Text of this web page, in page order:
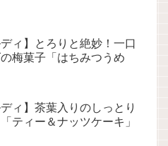
ディ】とろりと絶妙！一口
梅菓子「はちみつうめ
ディ】茶葉入りのしっとり
ティー＆ナッツケーキ」